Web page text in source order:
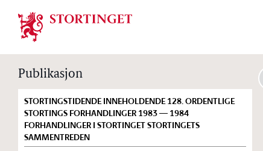
Stortinget.no
Publikasjon
STORTINGSTIDENDE INNEHOLDENDE 128. ORDENTLIGE
STORTINGS FORHANDLINGER 1983 — 1984
FORHANDLINGER I STORTINGET STORTINGETS
SAMMENTREDEN